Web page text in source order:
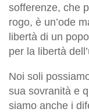
sofferenze, che
rogo, è un’ode
libertà di un
per la libertà
Noi soli
sua sovranità e
siamo anche i